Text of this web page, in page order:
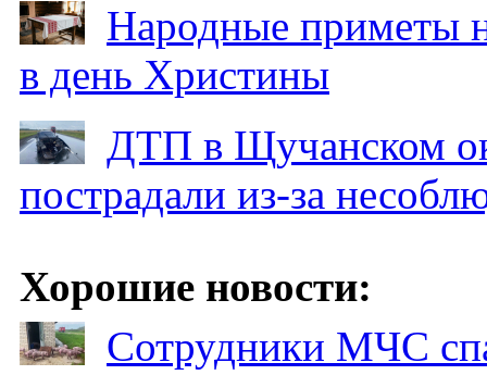
Народные приметы
в день Христины
ДТП в Щучанском
пострадали из-за
Хорошие новости:
Сотрудники МЧС